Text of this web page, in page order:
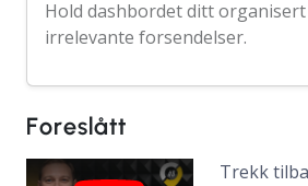
Hold dashbordet ditt
irrelevante forsendelser.
Foreslått
Trekk